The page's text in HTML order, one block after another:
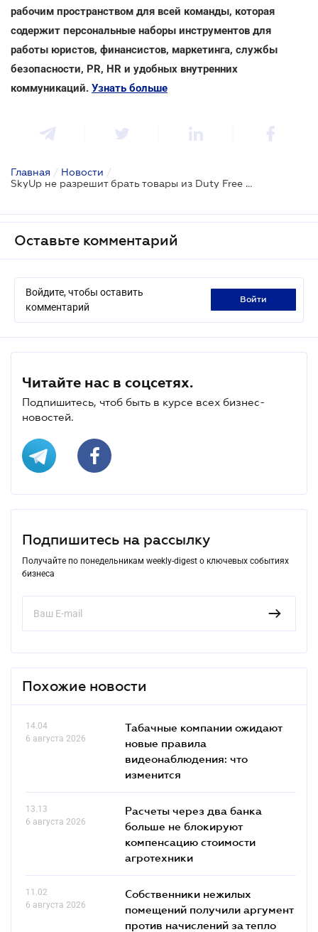
рабочим пространством для всей команды, которая
содержит персональные наборы инструментов для
работы юристов, финансистов, маркетинга, службы
безопасности, PR, HR и удобных внутренних
коммуникаций. Узнать больше
Главная / Новости /
SkyUp не разрешит брать товары из Duty Free в ручную кладь сверх нормы: новые правила
Оставьте комментарий
Войдите, чтобы оставить
комментарий
войти
Читайте нас в соцсетях.
Подпишитесь, чтоб быть в курсе всех бизнес-
новостей.
Подпишитесь на рассылку
Получайте по понедельникам weekly-digest о ключевых событиях
бизнеса
Похожие новости
14.04
6 августа 2026
Табачные компании ожидают
новые правила
видеонаблюдения: что
изменится
13.13
6 августа 2026
Расчеты через два банка
больше не блокируют
компенсацию стоимости
агротехники
11.02
6 августа 2026
Собственники нежилых
помещений получили аргумент
против начислений за тепло